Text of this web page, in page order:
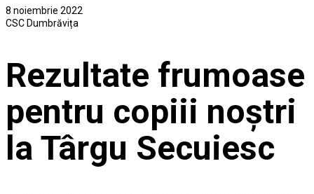
8 noiembrie 2022
CSC Dumbrăvița
Rezultate frumoase
pentru copiii noștri
la Târgu Secuiesc